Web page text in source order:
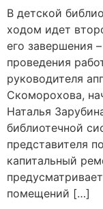
В детской
ходом идет
его завершения
проведения
руководителя
Скоморохова,
Наталья
библиотечной
представителя
капитальный
помещений […]